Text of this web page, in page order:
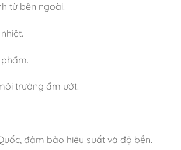
từ bên ngoài.
trường ẩm ướt.
đảm bảo hiệu suất và độ bền.